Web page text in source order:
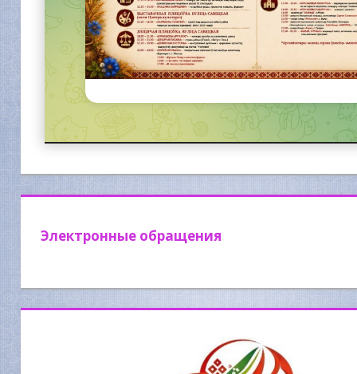
Электронные обращения